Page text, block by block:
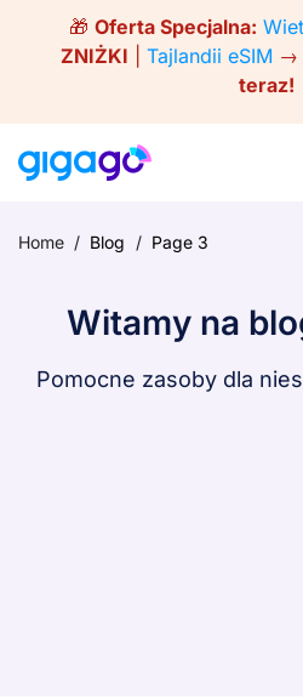
🎁 Oferta Specjalna:
ZNIŻKI
Tajlandii eSIM →
teraz!
Home / Blog / Page 3
Witamy na
Pomocne zasoby dla